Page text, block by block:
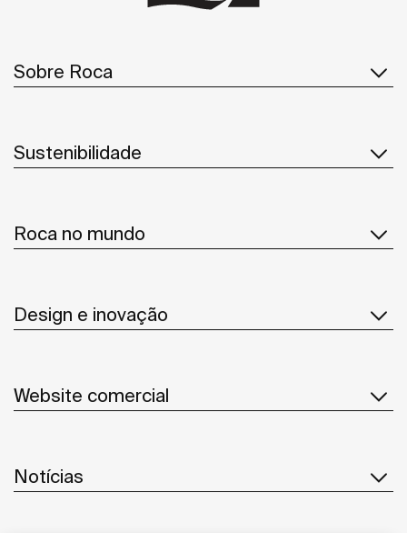
Sobre Roca
Sustenibilidade
Roca no mundo
Design e inovação
Website comercial
Notícias